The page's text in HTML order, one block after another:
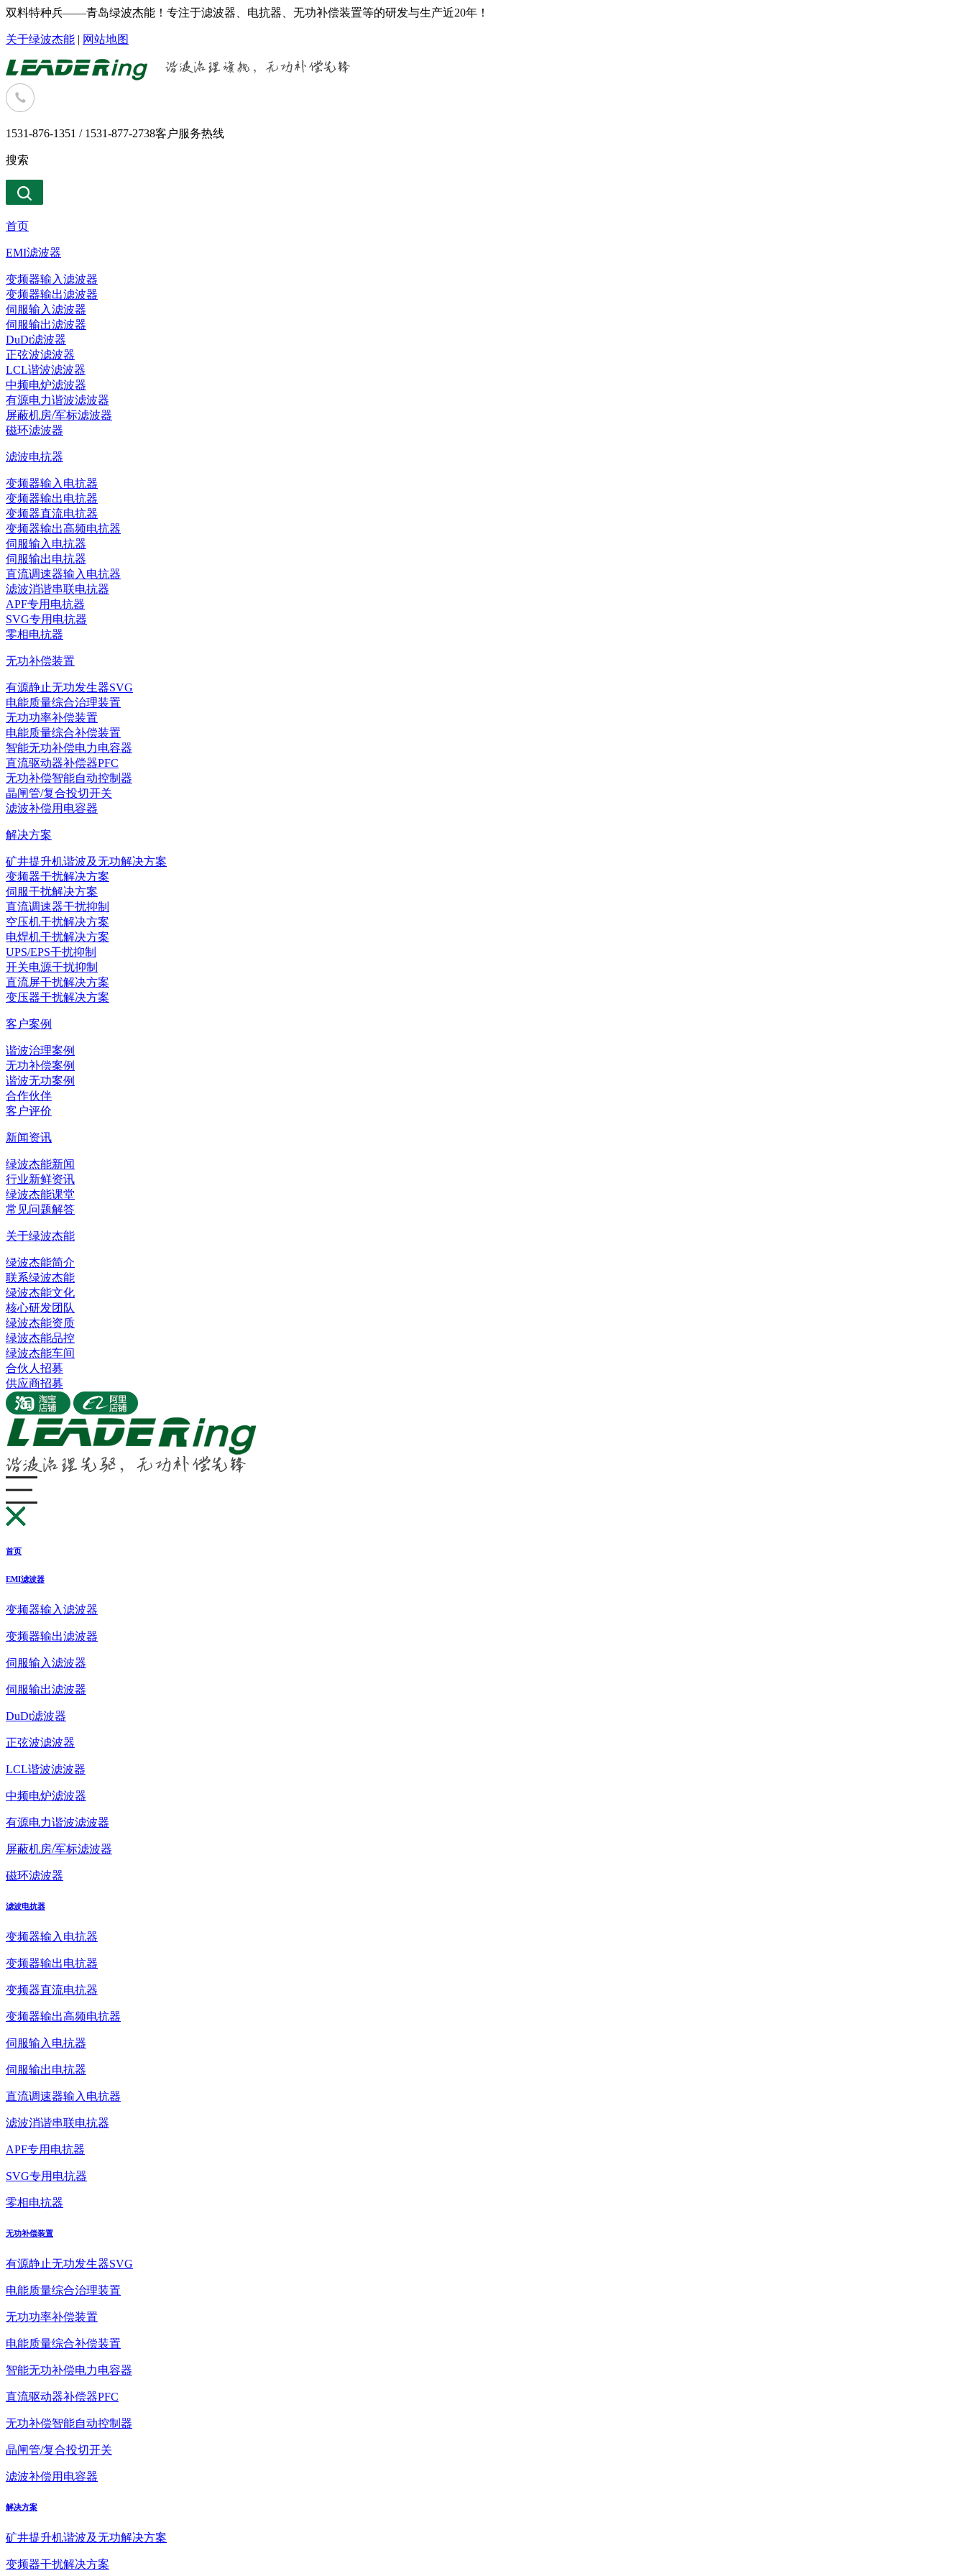
双料特种兵——青岛绿波杰能！专注于滤波器、电抗器、无功补偿装置等的研发与生产近20年！
关于绿波杰能 | 网站地图
1531-876-1351 / 1531-877-2738客户服务热线
搜索
首页
EMI滤波器
变频器输入滤波器
变频器输出滤波器
伺服输入滤波器
伺服输出滤波器
DuDt滤波器
正弦波滤波器
LCL谐波滤波器
中频电炉滤波器
有源电力谐波滤波器
屏蔽机房/军标滤波器
磁环滤波器
滤波电抗器
变频器输入电抗器
变频器输出电抗器
变频器直流电抗器
变频器输出高频电抗器
伺服输入电抗器
伺服输出电抗器
直流调速器输入电抗器
滤波消谐串联电抗器
APF专用电抗器
SVG专用电抗器
零相电抗器
无功补偿装置
有源静止无功发生器SVG
电能质量综合治理装置
无功功率补偿装置
电能质量综合补偿装置
智能无功补偿电力电容器
直流驱动器补偿器PFC
无功补偿智能自动控制器
晶闸管/复合投切开关
滤波补偿用电容器
解决方案
矿井提升机谐波及无功解决方案
变频器干扰解决方案
伺服干扰解决方案
直流调速器干扰抑制
空压机干扰解决方案
电焊机干扰解决方案
UPS/EPS干扰抑制
开关电源干扰抑制
直流屏干扰解决方案
变压器干扰解决方案
客户案例
谐波治理案例
无功补偿案例
谐波无功案例
合作伙伴
客户评价
新闻资讯
绿波杰能新闻
行业新鲜资讯
绿波杰能课堂
常见问题解答
关于绿波杰能
绿波杰能简介
联系绿波杰能
绿波杰能文化
核心研发团队
绿波杰能资质
绿波杰能品控
绿波杰能车间
合伙人招募
供应商招募
首页
EMI滤波器
变频器输入滤波器
变频器输出滤波器
伺服输入滤波器
伺服输出滤波器
DuDt滤波器
正弦波滤波器
LCL谐波滤波器
中频电炉滤波器
有源电力谐波滤波器
屏蔽机房/军标滤波器
磁环滤波器
滤波电抗器
变频器输入电抗器
变频器输出电抗器
变频器直流电抗器
变频器输出高频电抗器
伺服输入电抗器
伺服输出电抗器
直流调速器输入电抗器
滤波消谐串联电抗器
APF专用电抗器
SVG专用电抗器
零相电抗器
无功补偿装置
有源静止无功发生器SVG
电能质量综合治理装置
无功功率补偿装置
电能质量综合补偿装置
智能无功补偿电力电容器
直流驱动器补偿器PFC
无功补偿智能自动控制器
晶闸管/复合投切开关
滤波补偿用电容器
解决方案
矿井提升机谐波及无功解决方案
变频器干扰解决方案